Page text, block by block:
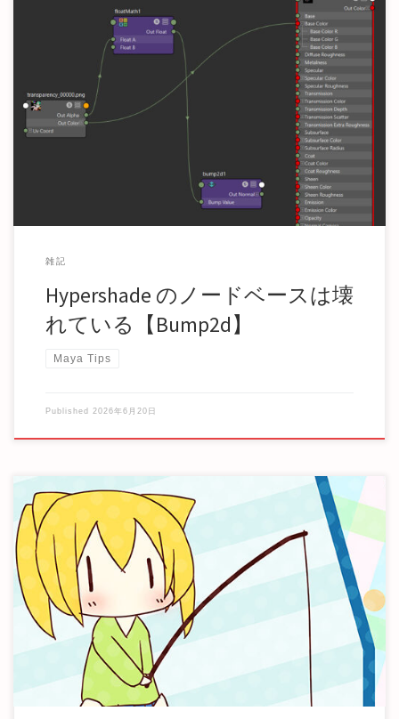
※この記事は Maya を批判する記事ではありません。これは
Maya の挙動を冷静に理解することを […]
雑記
Hypershade のノードベースは壊
れている【Bump2d】
Maya Tips
Published 2026年6月20日
思いついた範囲で自分の考えを書きますが、他にもあるかも
しれません。 1. 情報収集の責任を相手に委ね […]